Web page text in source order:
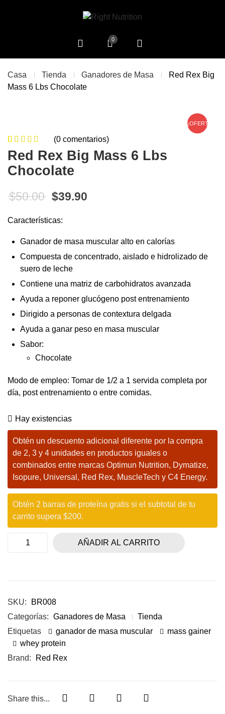
0
Casa Tienda Ganadores de Masa
Red Rex Big
Mass 6 Lbs Chocolate
¡OFERTA!
0de
5
based on
0
customer
(0 comentarios)
Red Rex Big Mass 6 Lbs
Chocolate
$50.00 El precio original era: $50.00.
$39.90
Características:
Ganador de masa muscular alto en calorías
Compuesta de concentrado, aislado e hidrolizado de
suero de leche
Contiene una matriz de carbohidratos avanzada
Ayuda a reponer glucógeno post entrenamiento
Dirigido a personas de contextura delgada
Ayuda a ganar peso en masa muscular
Sabor:
Chocolate
Modo de empleo: Tomar de 1/2 a 1 servida completa por
día, post entrenamiento o entre comidas.
Hay existencias
Obtén un descuento adicional diferente por la compra
de 2, 3 y 4 unidades en productos iguales o
combinados entre marcas Optimun Nutrition, Dymatize,
Isopure, Universal, Red Rex, MuscleTech y C4 Energy.
Obtén 2 barras de proteína gratis si el subtotal de tu
carrito supera $200.
AÑADIR AL CARRITO
SKU:
BR008
Categorías: Ganadores de Masa
Tienda
Etiquetas
ganador de masa muscular
mass gainer
whey protein
Brand:
Red Rex
Share this...